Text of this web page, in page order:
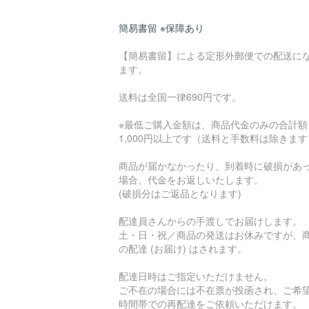
簡易書留 ※保障あり
【簡易書留】による定形外郵便での配送に
ます。
送料は全国一律690円です。
※最低ご購入金額は、商品代金のみの合計額
1,000円以上です（送料と手数料は除きます
商品が届かなかったり、到着時に破損があ
場合、代金をお返しいたします。
(破損分はご返品となります)
配達員さんからの手渡しでお届けします。
土・日・祝／商品の発送はお休みですが、
の配達 (お届け) はされます。
配達日時はご指定いただけません。
ご不在の場合には不在票が投函され、ご希
時間帯での再配達をご依頼いただけます。